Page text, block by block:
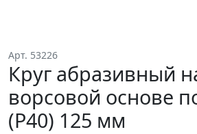
Арт. 53226
Круг абразивный
ворсовой основе
(Р40) 125 мм